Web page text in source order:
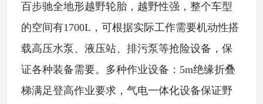
百步驰全地形越野轮胎，越野性强，整个车型
的空间有1700L，可根据实际工作需要机动性搭
载高压水泵、液压站、排污泵等抢险设备，保
证各种装备需要。多种作业设备：5m绝缘折叠
梯满足登高作业要求，气电一体化设备保证野